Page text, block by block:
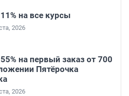
на все курсы
2026
на первый заказ от 700
Пятёрочка
2026